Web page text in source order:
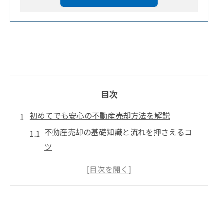
目次
初めてでも安心の不動産売却方法を解説
不動産売却の基礎知識と流れを押さえるコ
ツ
家の売却でやってはいけない注意点とは